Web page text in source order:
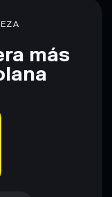
más